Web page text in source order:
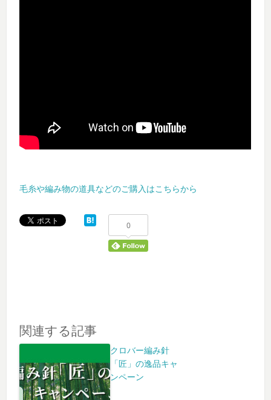
毛糸や編み物の道具などのご購入はこちらから
0
関連する記事
クロバー編み針
「匠」の逸品キャ
ンペーン